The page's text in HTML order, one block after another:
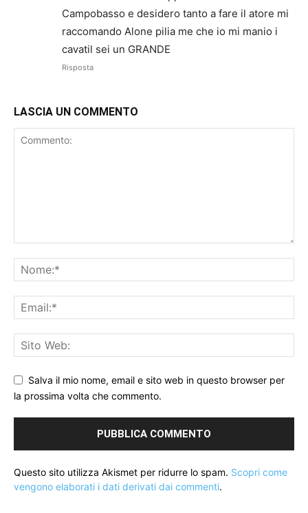
Campobasso e desidero tanto a fare il atore mi
raccomando Alone pilia me che io mi manio i
cavatil sei un GRANDE
Risposta
LASCIA UN COMMENTO
Salva il mio nome, email e sito web in questo browser per
la prossima volta che commento.
Questo sito utilizza Akismet per ridurre lo spam. Scopri come
vengono elaborati i dati derivati dai commenti.